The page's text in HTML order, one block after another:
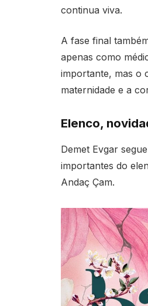
continua viva.
A fase final
apenas como
importante, mas o
maternidade e a
Elenco,
Demet Evgar
importantes do
Andaç Çam.